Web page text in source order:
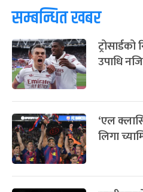
चैत्र ८, २०८३
सम्बन्धित खबर
उपाधि
‘एल
लिगा